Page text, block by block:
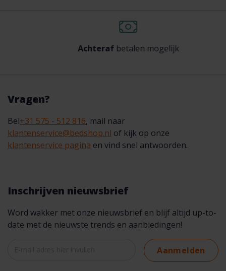
Achterafbetalen mogelijk
Vragen?
Bel+31 575 - 512 816, mail naar
klantenservice@bedshop.nl of kijk op onze
klantenservice pagina en vind snel antwoorden.
Inschrijven nieuwsbrief
Word wakker met onze nieuwsbrief en blijf altijd up-to-
date met de nieuwste trends en aanbiedingen!
Aanmelden